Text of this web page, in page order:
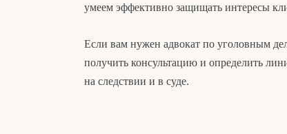
умеем эффективно защищать интересы
Если вам нужен адвокат по уголовным
получить консультацию и определить
на следствии и в суде.